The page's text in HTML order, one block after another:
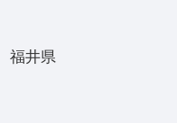
福井県